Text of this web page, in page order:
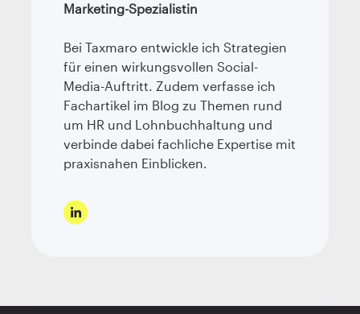
Marketing-Spezialistin
Bei Taxmaro entwickle ich Strategien
für einen wirkungsvollen Social-
Media-Auftritt. Zudem verfasse ich
Fachartikel im Blog zu Themen rund
um HR und Lohnbuchhaltung und
verbinde dabei fachliche Expertise mit
praxisnahen Einblicken.